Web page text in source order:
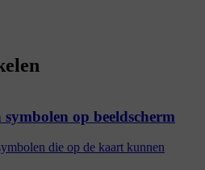
op beeldscherm
die op de kaart kunnen